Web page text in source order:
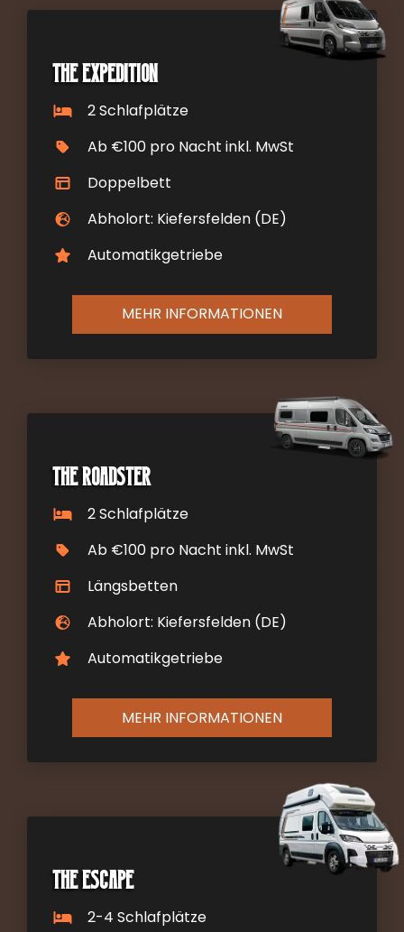
The Expedition
2 Schlafplätze
Ab €100 pro Nacht inkl. MwSt
Doppelbett
Abholort: Kiefersfelden (DE)
Automatikgetriebe
MEHR INFORMATIONEN
The Roadster
2 Schlafplätze
Ab €100 pro Nacht inkl. MwSt
Längsbetten
Abholort: Kiefersfelden (DE)
Automatikgetriebe
MEHR INFORMATIONEN
The Escape
2-4 Schlafplätze